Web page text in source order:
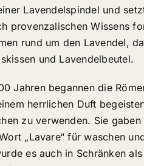
Lavendelspindel und
provenzalischen Wissens
rund um den Lavendel,
und Lavendelbeutel.
Jahren begannen die
herrlichen Duft
zu verwenden. Sie
„Lavare“ für waschen
es auch in Schränken